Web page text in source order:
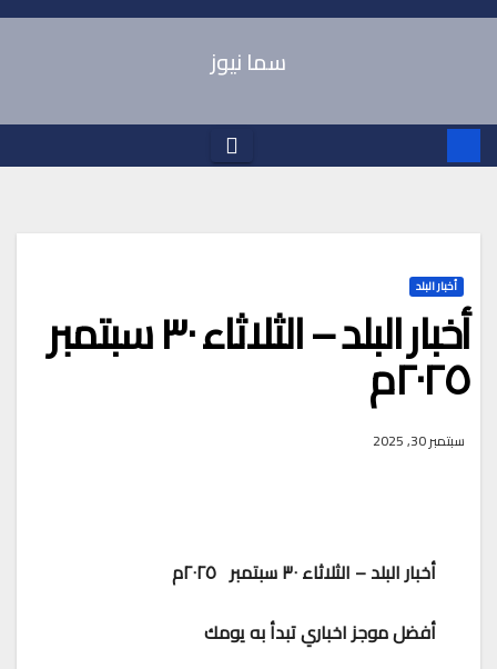
Skip
سما نيوز
أخبار البلد
أخبار البلد – الثلاثاء ٣٠ سبتمبر
٢٠٢٥م
سبتمبر 30, 2025
أخبار البلد – الثلاثاء ٣٠ سبتمبر ٢٠٢٥م
أفضل موجز اخباري تبدأ به يومك